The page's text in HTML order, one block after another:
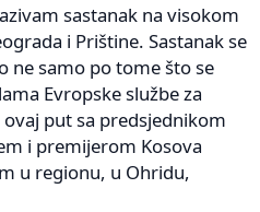
sastanak na visokom
i Prištine. Sastanak se
ne samo po tome što se
Evropske službe za
put sa predsjednikom
i premijerom Kosova
u regionu, u Ohridu,